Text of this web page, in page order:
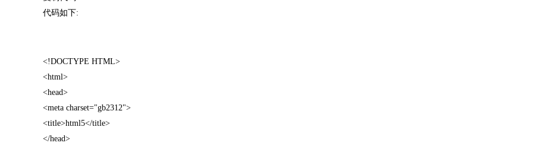
代码如下:
<!DOCTYPE HTML>
<html>
<head>
<meta charset="gb2312">
<title>html5</title>
</head>